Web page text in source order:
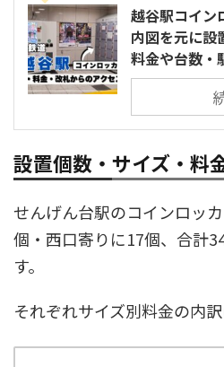
越谷駅コイン
内図を元に設
料金や台数・
設置個数・サイズ・料
せんげん台駅のコインロッ
個・西口寄りに17個、合計
す。
それぞれサイズ別料金の内訳